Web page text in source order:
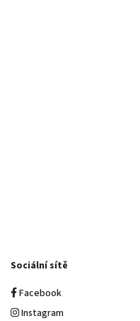
Sociální sítě
Facebook
Instagram